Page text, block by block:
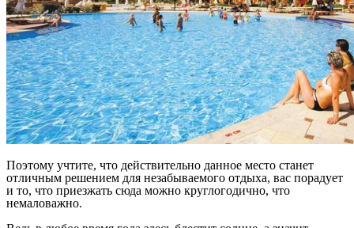
Поэтому учтите, что действительно данное место станет
отличным решением для незабываемого отдыха, вас порадует
и то, что приезжать сюда можно круглогодично, что
немаловажно.